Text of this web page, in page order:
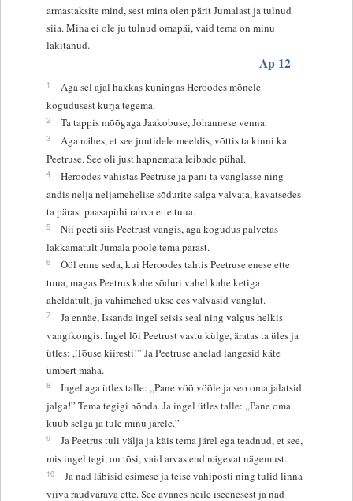
armastaksite mind, sest mina olen pärit Jumalast ja tulnud
siia. Mina ei ole ju tulnud omapäi, vaid tema on minu
läkitanud.
Ap 12
1
Aga sel ajal hakkas kuningas Heroodes mõnele
kogudusest kurja tegema.
2 Ta tappis mõõgaga Jaakobuse, Johannese venna.
3
Aga nähes, et see juutidele meeldis, võttis ta kinni ka
Peetruse. See oli just hapnemata leibade pühal.
4
Heroodes vahistas Peetruse ja pani ta vanglasse ning
andis nelja neljamehelise sõdurite salga valvata, kavatsedes
ta pärast paasapühi rahva ette tuua.
5
Nii peeti siis Peetrust vangis, aga kogudus palvetas
lakkamatult Jumala poole tema pärast.
6
Ööl enne seda, kui Heroodes tahtis Peetruse enese ette
tuua, magas Peetrus kahe sõduri vahel kahe ketiga
aheldatult, ja vahimehed ukse ees valvasid vanglat.
7
Ja ennäe, Issanda ingel seisis seal ning valgus helkis
vangikongis. Ingel lõi Peetrust vastu külge, äratas ta üles ja
ütles: „Tõuse kiiresti!” Ja Peetruse ahelad langesid käte
ümbert maha.
8
Ingel aga ütles talle: „Pane vöö vööle ja seo oma jalatsid
jalga!” Tema tegigi nõnda. Ja ingel ütles talle: „Pane oma
kuub selga ja tule minu järele.”
9
Ja Peetrus tuli välja ja käis tema järel ega teadnud, et see,
mis ingel tegi, on tõsi, vaid arvas end nägevat nägemust.
10
Ja nad läbisid esimese ja teise vahiposti ning tulid linna
viiva raudvärava ette. See avanes neile iseenesest ja nad